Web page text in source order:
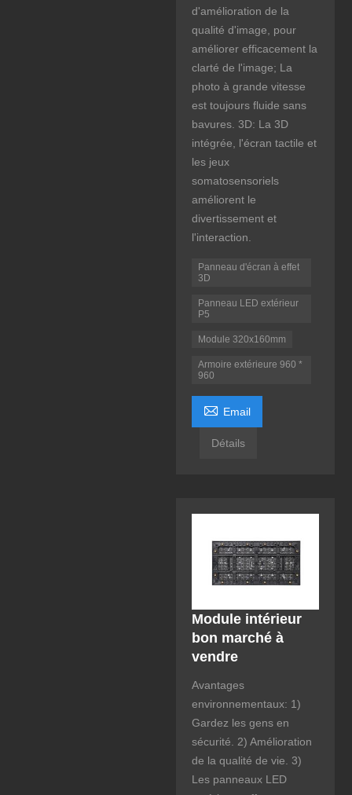
d'amélioration de la
qualité d'image, pour
améliorer efficacement la
clarté de l'image; La
photo à grande vitesse
est toujours fluide sans
bavures. 3D: La 3D
intégrée, l'écran tactile et
les jeux
somatosensoriels
améliorent le
divertissement et
l'interaction.
Panneau d'écran à effet
3D
Panneau LED extérieur
P5
Module 320x160mm
Armoire extérieure 960 *
960
 Email
Détails
Module intérieur
bon marché à
vendre
Avantages
environnementaux: 1)
Gardez les gens en
sécurité. 2) Amélioration
de la qualité de vie. 3)
Les panneaux LED